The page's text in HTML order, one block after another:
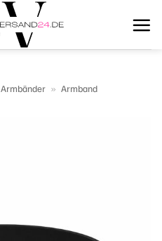
Armbänder » Armband